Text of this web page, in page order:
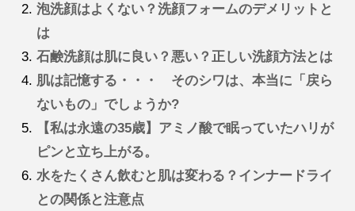
泡洗顔はよくない？洗顔フォームのデメリットと
は
石鹸洗顔は肌に良い？悪い？正しい洗顔方法とは
肌は記憶する・・・ そのシワは、本当に「戻ら
ないもの」でしょうか?
【私は永遠の35歳】アミノ酸で眠っていたハリが
ピンと立ち上がる。
水をたくさん飲むと肌は変わる？インナードライ
との関係と注意点